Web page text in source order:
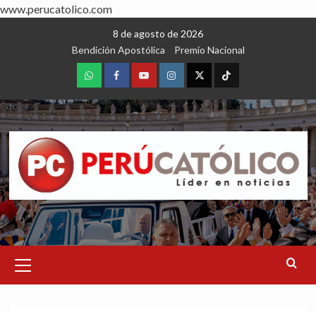
www.perucatolico.com
8 de agosto de 2026
Bendición Apostólica
Premio Nacional
WhatsAppFacebookYoutubeInstagram
X TikTok
Menu